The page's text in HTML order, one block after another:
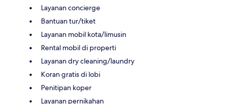
Layanan concierge
Bantuan tur/tiket
Layanan mobil kota/limusin
Rental mobil di properti
Layanan dry cleaning/laundry
Koran gratis di lobi
Penitipan koper
Layanan pernikahan